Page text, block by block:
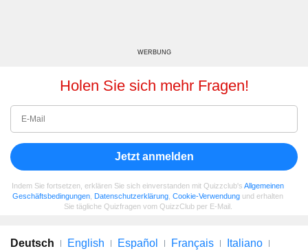
WERBUNG
Holen Sie sich mehr Fragen!
Jetzt anmelden
Indem Sie fortsetzen, erklären Sie sich einverstanden mit Quizzclub's Allgemeinen
Geschäftsbedingungen Datenschutzerklärung Cookie-Verwendung und erhalten
Sie tägliche Quizfragen vom QuizzClub per E-Mail.
Deutsch English Español Français
Italiano